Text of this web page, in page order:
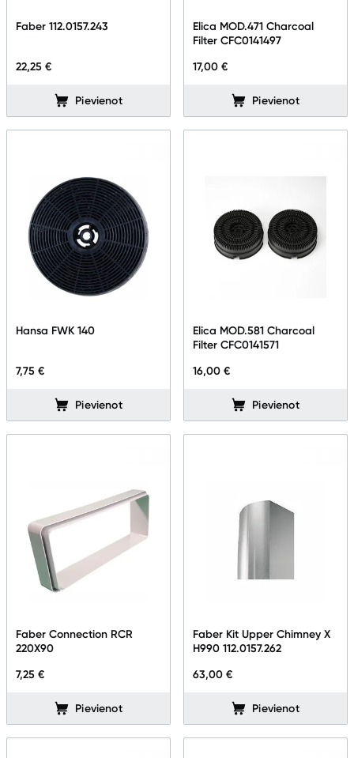
Lielā tehnika
Saldētavas
Vīna skapji
Trauku mazgājamās mašīnas
Veļas mašīnas
Veļas žāvētāji
Tvaika nosūcēji
Iebūvējamā tehnika
Mazā tehnika
Kafijas pagatavošana
Klimata iekārtas
Skaistumkopšana
Faber 112.0157.243
22,25 €
Pievienot
Elica MOD.471 Charcoal
Filter CFC0141497
17,00 €
Pievienot
Hansa FWK 140
7,75 €
Pievienot
Elica MOD.581 Charcoal
Filter CFC0141571
16,00 €
Pievienot
Faber Connection RCR
220X90
7,25 €
Pievienot
Faber Kit Upper Chimney X
H990 112.0157.262
63,00 €
Pievienot